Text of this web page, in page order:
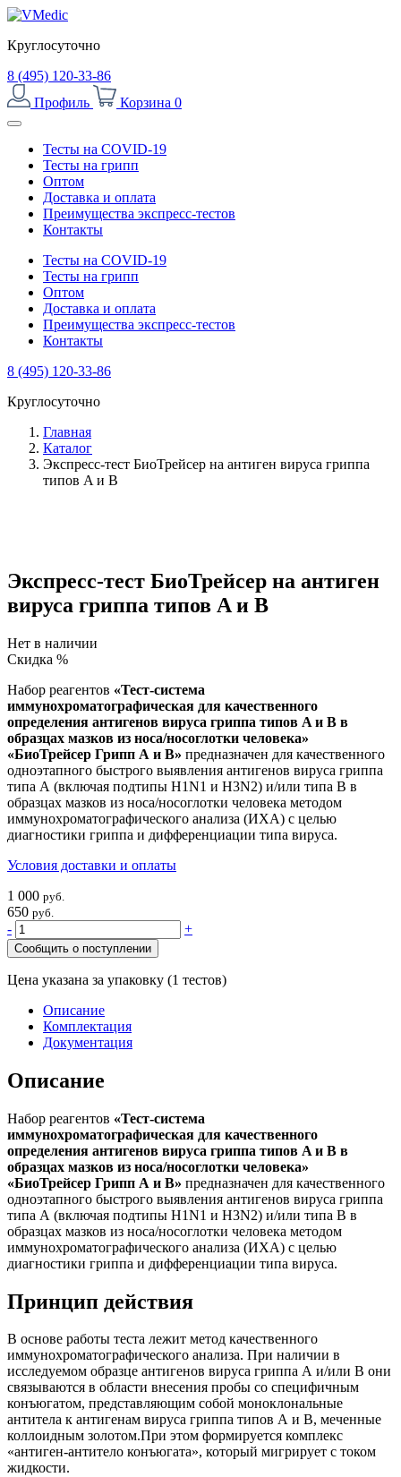
Круглосуточно
8 (495) 120-33-86
Профиль
Корзина 0
Тесты на COVID-19
Тесты на грипп
Оптом
Доставка и оплата
Преимущества экспресс-тестов
Контакты
Тесты на COVID-19
Тесты на грипп
Оптом
Доставка и оплата
Преимущества экспресс-тестов
Контакты
8 (495) 120-33-86
Круглосуточно
Главная
Каталог
Экспресс-тест БиоТрейсер на антиген вируса гриппа
типов A и B
Экспресс-тест БиоТрейсер на антиген
вируса гриппа типов A и B
Нет в наличии
Скидка %
Набор реагентов «Тест-система
иммунохроматографическая для качественного
определения антигенов вируса гриппа типов A и B в
образцах мазков из носа/носоглотки человека»
«БиоТрейсер Грипп А и В» предназначен для качественного
одноэтапного быстрого выявления антигенов вируса гриппа
типа А (включая подтипы H1N1 и H3N2) и/или типа В в
образцах мазков из носа/носоглотки человека методом
иммунохроматографического анализа (ИХА) с целью
диагностики гриппа и дифференциации типа вируса.
Условия доставки и оплаты
1 000 руб.
650 руб.
- +
Сообщить о поступлении
Цена указана за упаковку (1 тестов)
Описание
Комплектация
Документация
Описание
Набор реагентов «Тест-система
иммунохроматографическая для качественного
определения антигенов вируса гриппа типов A и B в
образцах мазков из носа/носоглотки человека»
«БиоТрейсер Грипп А и В» предназначен для качественного
одноэтапного быстрого выявления антигенов вируса гриппа
типа А (включая подтипы H1N1 и H3N2) и/или типа В в
образцах мазков из носа/носоглотки человека методом
иммунохроматографического анализа (ИХА) с целью
диагностики гриппа и дифференциации типа вируса.
Принцип действия
В основе работы теста лежит метод качественного
иммунохроматографического анализа. При наличии в
исследуемом образце антигенов вируса гриппа А и/или В они
связываются в области внесения пробы со специфичным
конъюгатом, представляющим собой моноклональные
антитела к антигенам вируса гриппа типов А и В, меченные
коллоидным золотом.При этом формируется комплекс
«антиген-антитело конъюгата», который мигрирует с током
жидкости.